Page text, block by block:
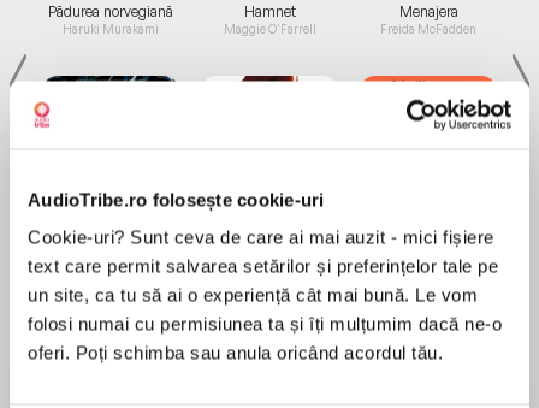
AudioTribe.ro folosește cookie-uri
Cookie-uri? Sunt ceva de care ai mai auzit - mici fișiere
text care permit salvarea setărilor și preferințelor tale pe
un site, ca tu să ai o experiență cât mai bună. Le vom
folosi numai cu permisiunea ta și îți mulțumim dacă ne-o
oferi. Poți schimba sau anula oricând acordul tău.
Pădurea norvegiană
Haruki Murakami
Elita de Argint (Elita
de...
Hamnet
Maggie O'Farrell
Diavolul se îmbracă de
la...
Menajera
Freida McFadden
Migdală
Sohn Won-pyung